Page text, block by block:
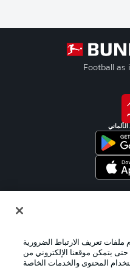
Football as
تعريف الارتباط الضرورية
يتمكن موقعنا الإلكتروني من
المحتوى والخدمات الخاصة